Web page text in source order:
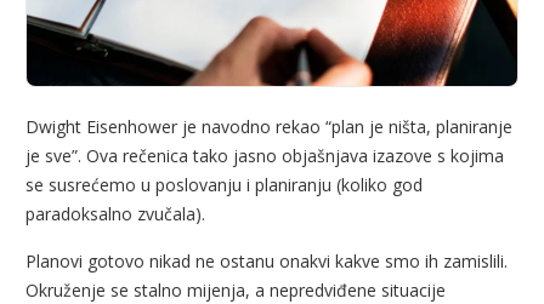
Dwight Eisenhower je navodno rekao “plan je ništa, planiranje
je sve”. Ova rečenica tako jasno objašnjava izazove s kojima
se susrećemo u poslovanju i planiranju (koliko god
paradoksalno zvučala).
Planovi gotovo nikad ne ostanu onakvi kakve smo ih zamislili.
Okruženje se stalno mijenja, a nepredviđene situacije